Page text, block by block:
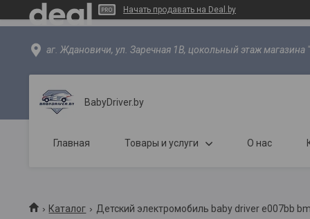
Начать продавать на Deal.by
аг. Ждановичи, ул. Заречная 1В, цокольный этаж
BabyDriver.by
Главная Товары и услуги О нас
Каталог Детский электромобиль baby driver e007bb